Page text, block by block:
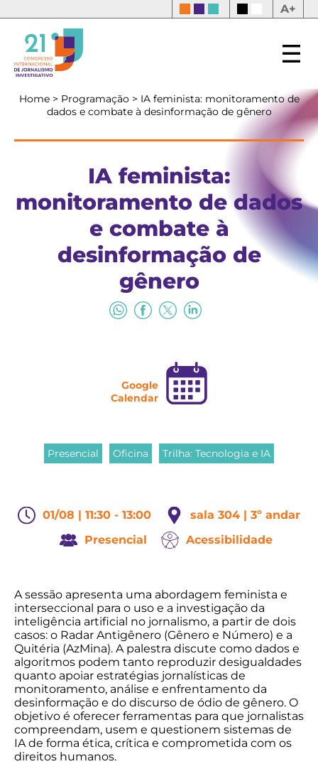
A+
Home > Programação > IA feminista: monitoramento de
dados e combate à desinformação de gênero
IA feminista:
monitoramento de dados
e combate à
desinformação de
gênero
Google
Calendar
Presencial Oficina Trilha: Tecnologia e IA
01/08 | 11:30 - 13:00
sala 304 | 3º andar
Presencial
Acessibilidade
A sessão apresenta uma abordagem feminista e
interseccional para o uso e a investigação da
inteligência artificial no jornalismo, a partir de dois
casos: o Radar Antigênero (Gênero e Número) e a
Quitéria (AzMina). A palestra discute como dados e
algoritmos podem tanto reproduzir desigualdades
quanto apoiar estratégias jornalísticas de
monitoramento, análise e enfrentamento da
desinformação e do discurso de ódio de gênero. O
objetivo é oferecer ferramentas para que jornalistas
compreendam, usem e questionem sistemas de
IA de forma ética, crítica e comprometida com os
direitos humanos.